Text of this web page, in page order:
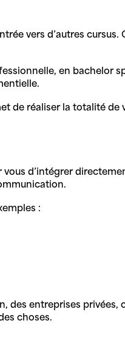
vers d’autres
en bachelor
de réaliser la totalité
d’intégrer
:
des entreprises
choses.